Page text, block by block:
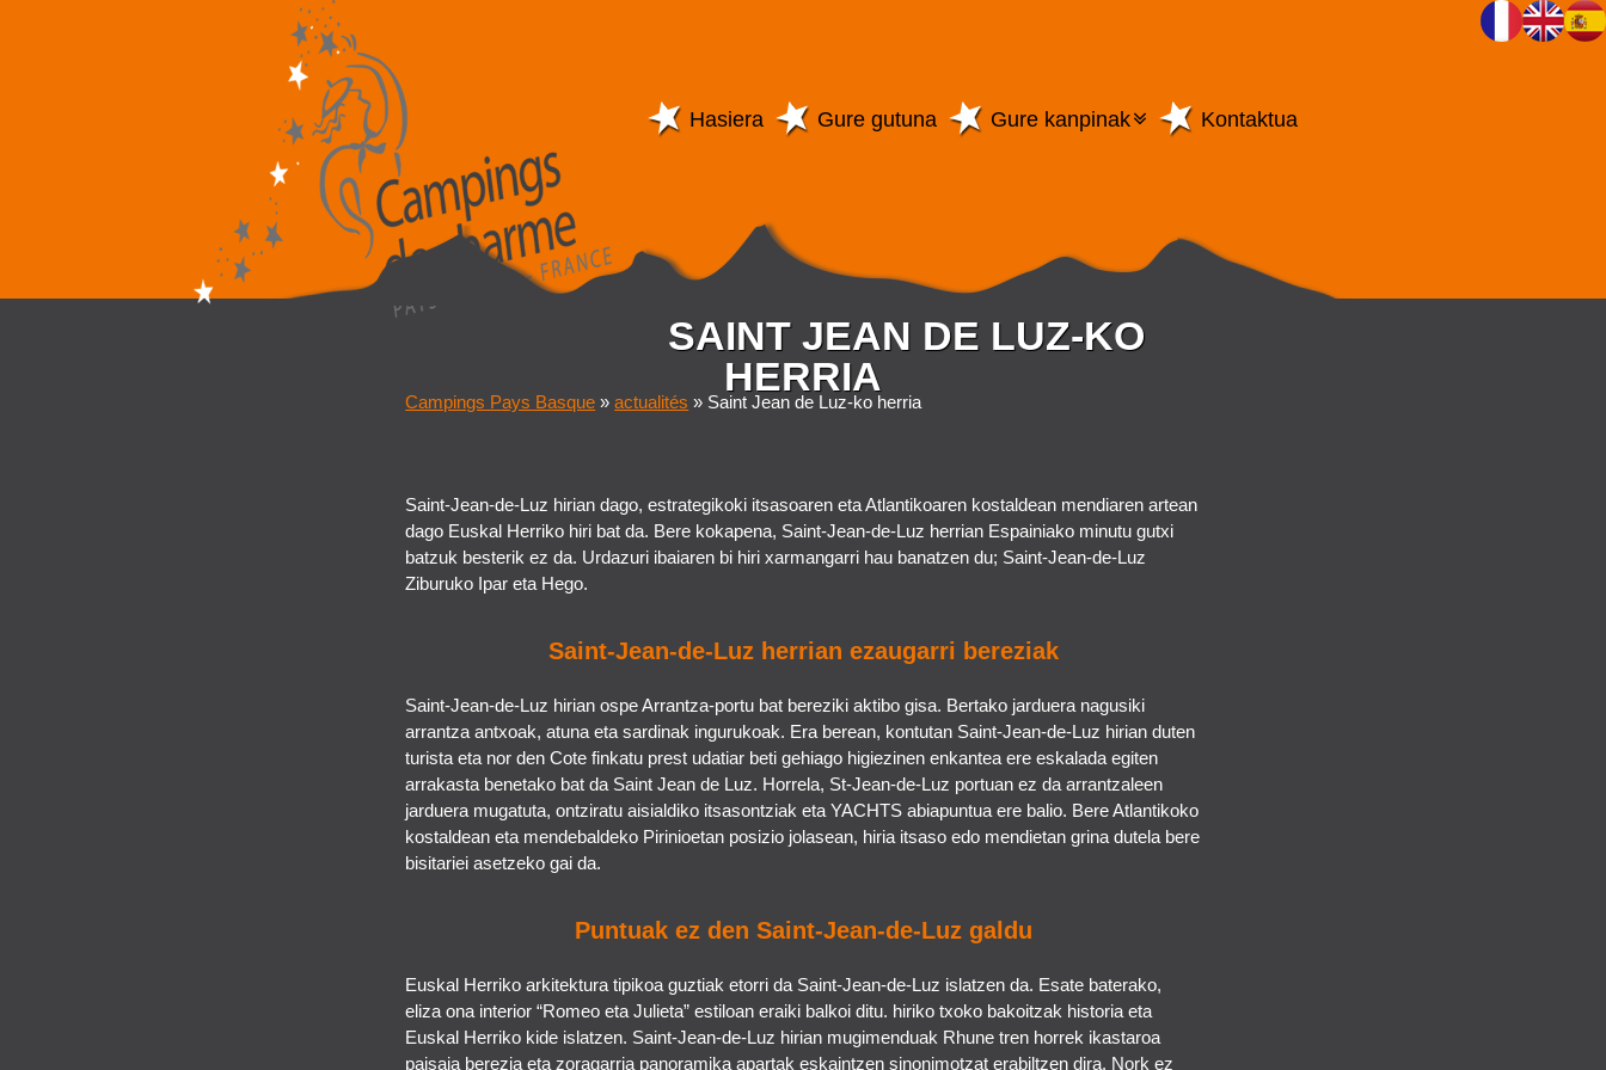
Hasiera Gure gutuna Gure kanpinak Kontaktua
Campings Pays Basque »actualités » Saint Jean de Luz-ko herria
SAINT JEAN DE LUZ-KO
HERRIA
Saint-Jean-de-Luz hirian dago, estrategikoki itsasoaren eta Atlantikoaren kostaldean mendiaren artean
dago Euskal Herriko hiri bat da. Bere kokapena, Saint-Jean-de-Luz herrian Espainiako minutu gutxi
batzuk besterik ez da. Urdazuri ibaiaren bi hiri xarmangarri hau banatzen du; Saint-Jean-de-Luz
Ziburuko Ipar eta Hego.
Saint-Jean-de-Luz herrian ezaugarri bereziak
Saint-Jean-de-Luz hirian ospe Arrantza-portu bat bereziki aktibo gisa. Bertako jarduera nagusiki
arrantza antxoak, atuna eta sardinak ingurukoak. Era berean, kontutan Saint-Jean-de-Luz hirian duten
turista eta nor den Cote finkatu prest udatiar beti gehiago higiezinen enkantea ere eskalada egiten
arrakasta benetako bat da Saint Jean de Luz. Horrela, St-Jean-de-Luz portuan ez da arrantzaleen
jarduera mugatuta, ontziratu aisialdiko itsasontziak eta YACHTS abiapuntua ere balio. Bere Atlantikoko
kostaldean eta mendebaldeko Pirinioetan posizio jolasean, hiria itsaso edo mendietan grina dutela bere
bisitariei asetzeko gai da.
Puntuak ez den Saint-Jean-de-Luz galdu
Euskal Herriko arkitektura tipikoa guztiak etorri da Saint-Jean-de-Luz islatzen da. Esate baterako,
eliza ona interior “Romeo eta Julieta” estiloan eraiki balkoi ditu. hiriko txoko bakoitzak historia eta
Euskal Herriko kide islatzen. Saint-Jean-de-Luz hirian mugimenduak Rhune tren horrek ikastaroa
paisaia berezia eta zoragarria panoramika apartak eskaintzen sinonimotzat erabiltzen dira. Nork ez